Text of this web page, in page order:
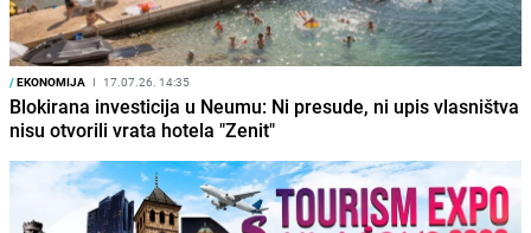
/EKONOMIJA I 17.07.26. 14:35
Blokirana investicija u Neumu: Ni presude, ni upis vlasništva
nisu otvorili vrata hotela "Zenit"